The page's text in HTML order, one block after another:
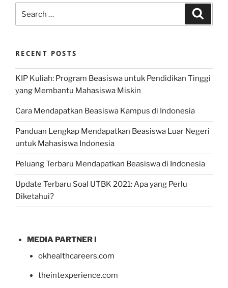
for:
RECENT POSTS
KIP Kuliah: Program Beasiswa untuk Pendidikan Tinggi
yang Membantu Mahasiswa Miskin
Cara Mendapatkan Beasiswa Kampus di Indonesia
Panduan Lengkap Mendapatkan Beasiswa Luar Negeri
untuk Mahasiswa Indonesia
Peluang Terbaru Mendapatkan Beasiswa di Indonesia
Update Terbaru Soal UTBK 2021: Apa yang Perlu
Diketahui?
MEDIA PARTNER I
okhealthcareers.com
theintexperience.com